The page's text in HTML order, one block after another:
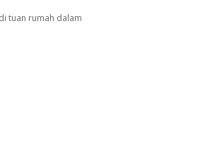
tuan rumah dalam